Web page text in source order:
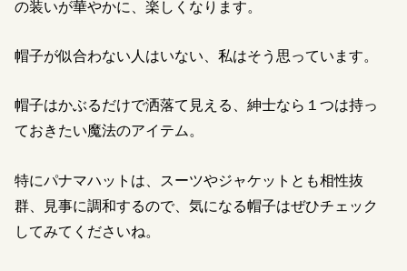
の装いが華やかに、楽しくなります。
帽子が似合わない人はいない、私はそう思っています。
帽子はかぶるだけで洒落て見える、紳士なら１つは持っ
ておきたい魔法のアイテム。
特にパナマハットは、スーツやジャケットとも相性抜
群、見事に調和するので、気になる帽子はぜひチェック
してみてくださいね。